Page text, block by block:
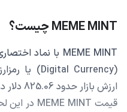
MEME MINT چیست؟